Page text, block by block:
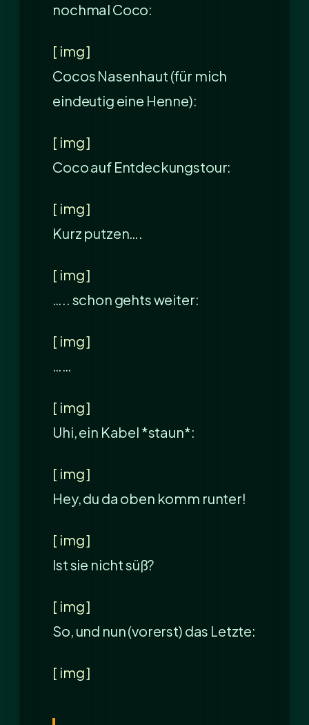
nochmal Coco:
[ img ]
Cocos Nasenhaut (für mich
eindeutig eine Henne):
[ img ]
Coco auf Entdeckungstour:
[ img ]
Kurz putzen….
[ img ]
….. schon gehts weiter:
[ img ]
……
[ img ]
Uhi, ein Kabel *staun*:
[ img ]
Hey, du da oben komm runter!
[ img ]
Ist sie nicht süß?
[ img ]
So, und nun (vorerst) das Letzte:
[ img ]